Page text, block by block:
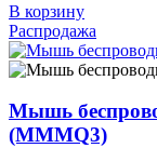
В корзину
Распродажа
Мышь
(MMMQ3)